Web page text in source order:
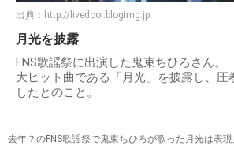
出典： http://livedoor.blogimg.jp
月光を披露
FNS歌謡祭に出演した鬼束ちひろさん。
大ヒット曲である「月光」を披露し、圧
したとのこと。
去年？のFNS歌謡祭で鬼束ちひろが歌った月光は表